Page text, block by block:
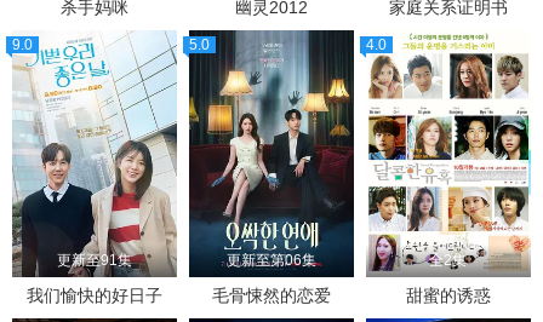
杀手妈咪 幽灵2012 家庭关系证明书
9.0
更新至91集
我们愉快的好日子
5.0
更新至第06集
毛骨悚然的恋爱
4.0
全2集
甜蜜的诱惑